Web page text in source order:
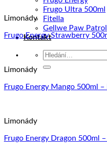
Frugo Ultra 500ml
Fitella
Gellwe Paw Patrol
Kontakt
Hledat:
Limonády
Frugo Energy Strawberry
Limonády
Frugo Energy Mango 500ml –
Limonády
Frugo Energy Dragon 500ml